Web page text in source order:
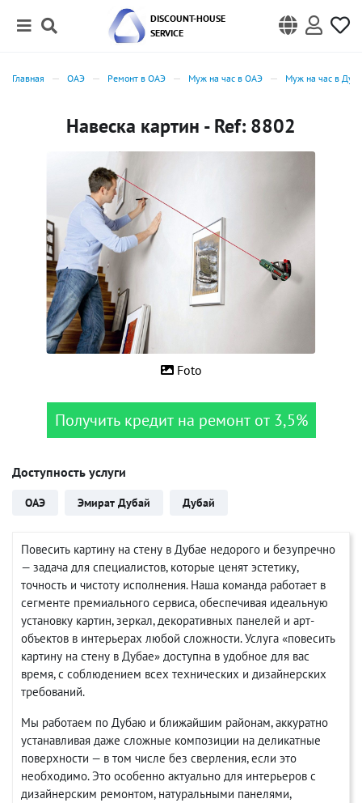
DISCOUNT-HOUSE
SERVICE
Главная ОАЭ Ремонт в ОАЭ Муж на час в ОАЭ Муж на час в
Навеска картин - Ref: 8802
Foto
Получить кредит на ремонт от 3,5%
Доступность услуги
ОАЭ Эмират Дубай Дубай
Повесить картину на стену в Дубае недорого и безупречно
— задача для специалистов, которые ценят эстетику,
точность и чистоту исполнения. Наша команда работает в
сегменте премиального сервиса, обеспечивая идеальную
установку картин, зеркал, декоративных панелей и арт-
объектов в интерьерах любой сложности. Услуга «повесить
картину на стену в Дубае» доступна в удобное для вас
время, с соблюдением всех технических и дизайнерских
требований.
Мы работаем по Дубаю и ближайшим районам, аккуратно
устанавливая даже сложные композиции на деликатные
поверхности — в том числе без сверления, если это
необходимо. Это особенно актуально для интерьеров с
дизайнерским ремонтом, натуральными панелями,